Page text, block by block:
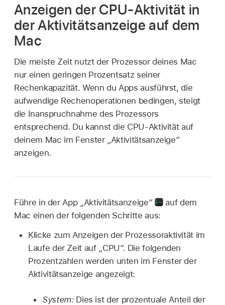
Anzeigen der CPU-Aktivität in
der Aktivitätsanzeige auf dem
Mac
Die meiste Zeit nutzt der Prozessor deines Mac
nur einen geringen Prozentsatz seiner
Rechenkapazität. Wenn du Apps ausführst, die
aufwendige Rechenoperationen bedingen, steigt
die Inanspruchnahme des Prozessors
entsprechend. Du kannst die CPU-Aktivität auf
deinem Mac im Fenster „Aktivitätsanzeige“
anzeigen.
Führe in der App „Aktivitätsanzeige“
auf dem
Mac einen der folgenden Schritte aus:
Klicke zum Anzeigen der Prozessoraktivität im
Laufe der Zeit auf „CPU“. Die folgenden
Prozentzahlen werden unten im Fenster der
Aktivitätsanzeige angezeigt:
System:Dies ist der prozentuale Anteil der